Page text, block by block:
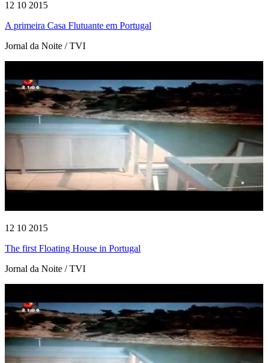
12 10 2015
A primeira Casa Flutuante em Portugal
Jornal da Noite / TVI
12 10 2015
The first Floating House in Portugal
Jornal da Noite / TVI